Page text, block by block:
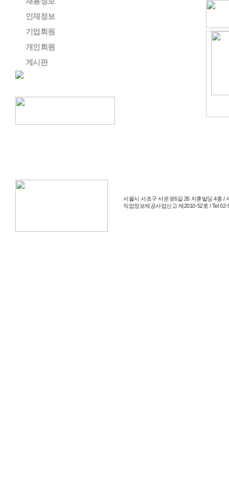
인재정보
기업회원
개인회원
게시판
서울시 서초구 서운로6길 26 지훈빌딩 4층 /
직업정보제공사업신고 제2010-52호 / Tel